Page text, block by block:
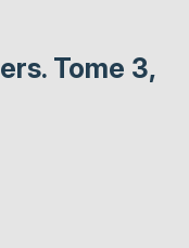
Tome 3,